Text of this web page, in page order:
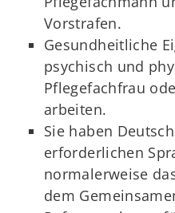
Vorstrafen.
Gesundheitliche
psychisch und
Pflegefachfrau
arbeiten.
Sie haben
erforderlichen
normalerweise
dem